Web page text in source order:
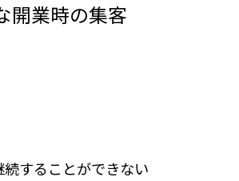
開業時の集客
することができない